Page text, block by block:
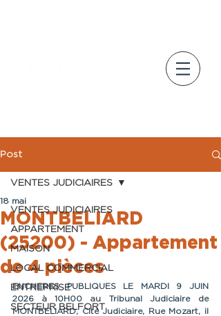
Post
VENTES JUDICIAIRES
APPARTEMENT
MAISON
LOCAL COMMERCIAL
ENTREPRISE
SECTEUR BELFORT
VENTES JUDICIAIRES
MONTBELIARD
(25200) - Appartement
de 4 pièces
18 mai
ENCHERES PUBLIQUES LE MARDI 9 JUIN
2026 à 10H00 au Tribunal Judiciaire de
MONTBELIARD, Cité Judiciaire, Rue Mozart, il